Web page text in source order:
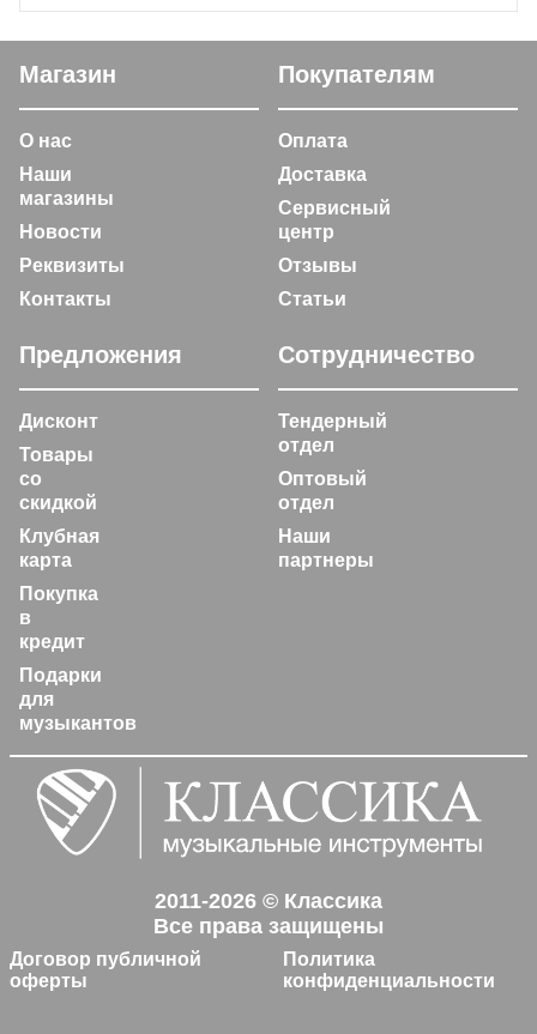
Магазин
О нас
Наши
магазины
Новости
Реквизиты
Контакты
Покупателям
Оплата
Доставка
Сервисный
центр
Отзывы
Статьи
Предложения
Дисконт
Товары
со
скидкой
Клубная
карта
Покупка
в
кредит
Подарки
для
музыкантов
Сотрудничество
Тендерный
отдел
Оптовый
отдел
Наши
партнеры
2011-2026 © Классика
Все права защищены
Договор публичной
оферты
Политика
конфиденциальности